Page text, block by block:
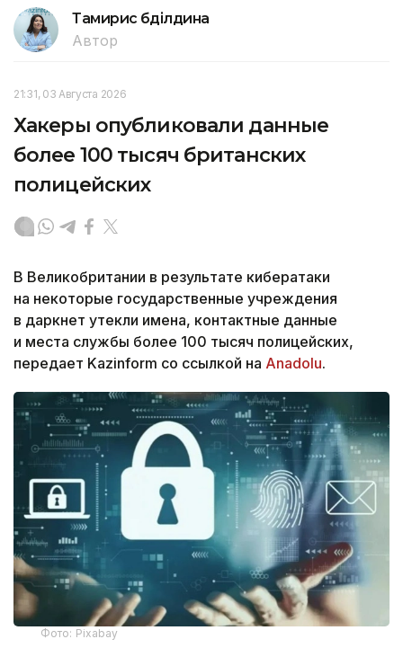
Тамирис Әбділдина
Автор
21:31, 03 Августа 2026
Хакеры опубликовали данные
более 100 тысяч британских
полицейских
В Великобритании в результате кибератаки
на некоторые государственные учреждения
в даркнет утекли имена, контактные данные
и места службы более 100 тысяч полицейских,
передает Kazinform со ссылкой на Anadolu.
Фото: Pixabay